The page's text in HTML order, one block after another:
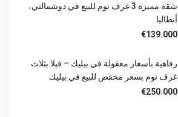
شقة مميزة 3 غرف نوم للبيع في دوشمالتي،
أنطاليا
€139.000
رفاهية بأسعار معقولة في بيليك – فيلا بثلاث
غرف نوم بسعر مخفض للبيع في بيليك
€250.000